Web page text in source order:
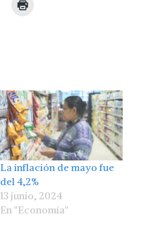
La inflación de mayo fue
del 4,2%
13 junio, 2024
En "Economía"